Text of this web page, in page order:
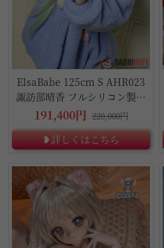
ElsaBabe 125cm S AHR023
諏訪部晴香 フルシリコン製リ
アルドール
191,400円 220,000円
❥詳しくはこちら
5%OFF